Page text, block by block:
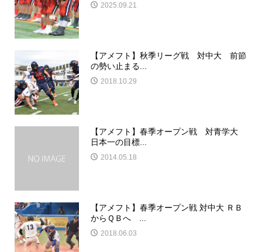
2025.09.21
【アメフト】秋季リーグ戦 対中大 前節
の勢い止まる...
2018.10.29
【アメフト】春季オープン戦 対青学大
日本一の目標...
2014.05.18
【アメフト】春季オープン戦 対中大 ＲＢ
からＱＢへ ...
2018.06.03